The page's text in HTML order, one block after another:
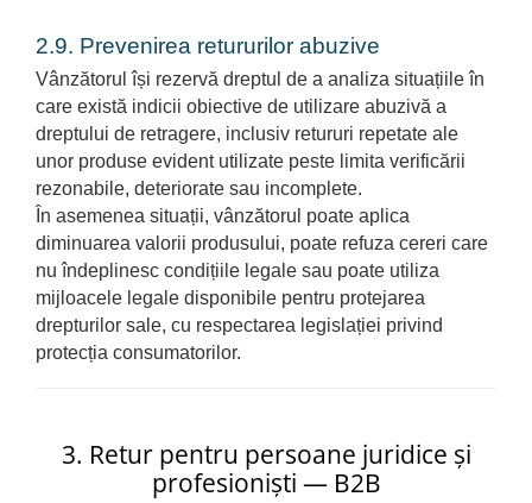
2.9. Prevenirea retururilor abuzive
Vânzătorul își rezervă dreptul de a analiza situațiile în
care există indicii obiective de utilizare abuzivă a
dreptului de retragere, inclusiv retururi repetate ale
unor produse evident utilizate peste limita verificării
rezonabile, deteriorate sau incomplete.
În asemenea situații, vânzătorul poate aplica
diminuarea valorii produsului, poate refuza cereri care
nu îndeplinesc condițiile legale sau poate utiliza
mijloacele legale disponibile pentru protejarea
drepturilor sale, cu respectarea legislației privind
protecția consumatorilor.
3. Retur pentru persoane juridice și
profesioniști — B2B